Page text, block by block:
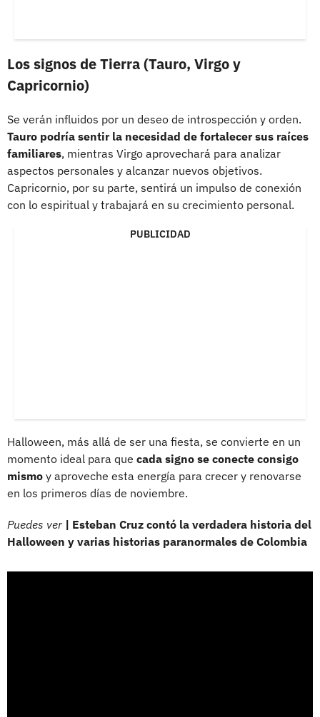
Los signos de Tierra (Tauro, Virgo y
Capricornio)
Se verán influidos por un deseo de introspección y orden.
Tauro podría sentir la necesidad de fortalecer sus raíces
familiares, mientras Virgo aprovechará para analizar
aspectos personales y alcanzar nuevos objetivos.
Capricornio, por su parte, sentirá un impulso de conexión
con lo espiritual y trabajará en su crecimiento personal.
PUBLICIDAD
Halloween, más allá de ser una fiesta, se convierte en un
momento ideal para que cada signo se conecte consigo
mismo y aproveche esta energía para crecer y renovarse
en los primeros días de noviembre.
Puedes ver | Esteban Cruz contó la verdadera historia del
Halloween y varias historias paranormales de Colombia